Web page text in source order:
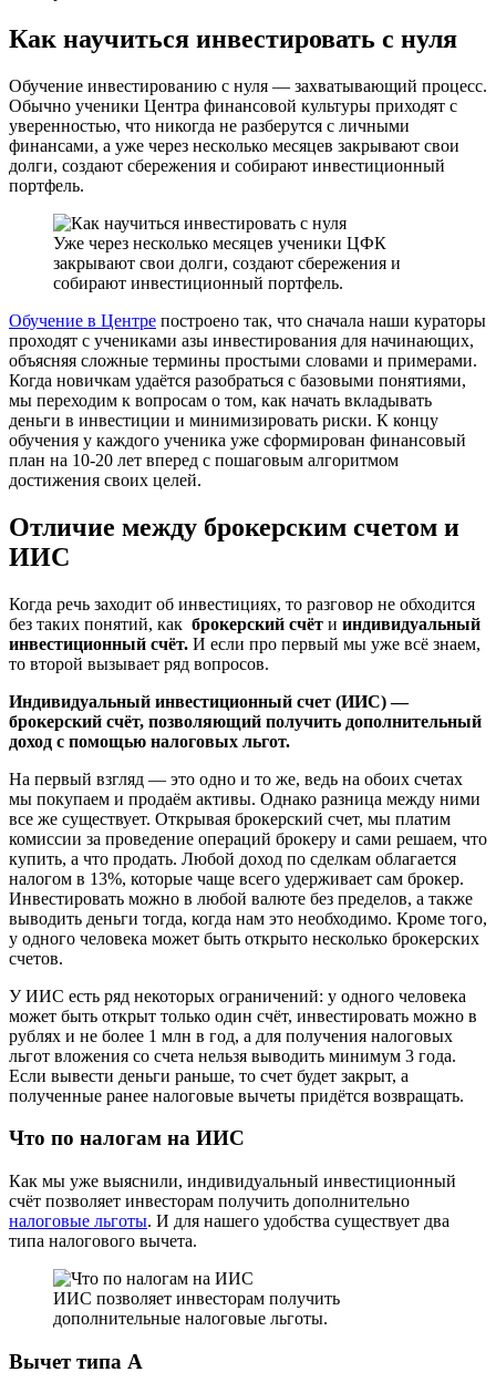
Как научиться инвестировать с нуля
Обучение инвестированию с нуля — захватывающий процесс.
Обычно ученики Центра финансовой культуры приходят с
уверенностью, что никогда не разберутся с личными
финансами, а уже через несколько месяцев закрывают свои
долги, создают сбережения и собирают инвестиционный
портфель.
Уже через несколько месяцев ученики ЦФК
закрывают свои долги, создают сбережения и
собирают инвестиционный портфель.
Обучение в Центре построено так, что сначала наши кураторы
проходят с учениками азы инвестирования для начинающих,
объясняя сложные термины простыми словами и примерами.
Когда новичкам удаётся разобраться с базовыми понятиями,
мы переходим к вопросам о том, как начать вкладывать
деньги в инвестиции и минимизировать риски. К концу
обучения у каждого ученика уже сформирован финансовый
план на 10-20 лет вперед с пошаговым алгоритмом
достижения своих целей.
Отличие между брокерским счетом и
ИИС
Когда речь заходит об инвестициях, то разговор не обходится
без таких понятий, как брокерский счёт и индивидуальный
инвестиционный счёт. И если про первый мы уже всё знаем,
то второй вызывает ряд вопросов.
Индивидуальный инвестиционный счет (ИИС) —
брокерский счёт, позволяющий получить дополнительный
доход с помощью налоговых льгот.
На первый взгляд — это одно и то же, ведь на обоих счетах
мы покупаем и продаём активы. Однако разница между ними
все же существует. Открывая брокерский счет, мы платим
комиссии за проведение операций брокеру и сами решаем, что
купить, а что продать. Любой доход по сделкам облагается
налогом в 13%, которые чаще всего удерживает сам брокер.
Инвестировать можно в любой валюте без пределов, а также
выводить деньги тогда, когда нам это необходимо. Кроме того,
у одного человека может быть открыто несколько брокерских
счетов.
У ИИС есть ряд некоторых ограничений: у одного человека
может быть открыт только один счёт, инвестировать можно в
рублях и не более 1 млн в год, а для получения налоговых
льгот вложения со счета нельзя выводить минимум 3 года.
Если вывести деньги раньше, то счет будет закрыт, а
полученные ранее налоговые вычеты придётся возвращать.
Что по налогам на ИИС
Как мы уже выяснили, индивидуальный инвестиционный
счёт позволяет инвесторам получить дополнительно
налоговые льготы. И для нашего удобства существует два
типа налогового вычета.
ИИС позволяет инвесторам получить
дополнительные налоговые льготы.
Вычет типа А